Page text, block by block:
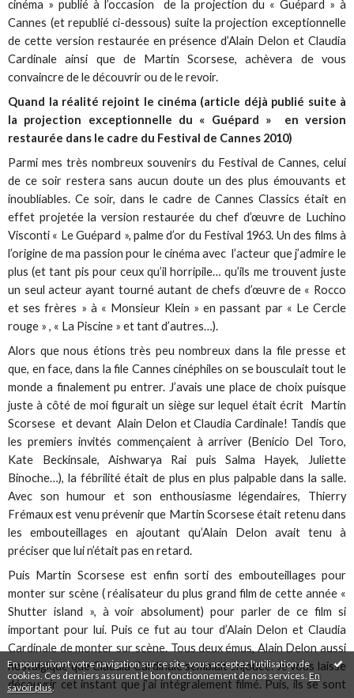
En poursuivant votre navigation sur ce site, vous acceptez l'utilisation de
cookies. Ces derniers assurent le bon fonctionnement de nos services. En
savoir plus.
cinéma » publié à l’occasion de la projection du « Guépard » à
Cannes (et republié ci-dessous) suite la projection exceptionnelle
de cette version restaurée en présence d’Alain Delon et Claudia
Cardinale ainsi que de Martin Scorsese, achèvera de vous
convaincre de le découvrir ou de le revoir.
Quand la réalité rejoint le cinéma (article déjà publié suite à
la projection exceptionnelle du « Guépard » en version
restaurée dans le cadre du Festival de Cannes 2010)
Parmi mes très nombreux souvenirs du Festival de Cannes, celui
de ce soir restera sans aucun doute un des plus émouvants et
inoubliables. Ce soir, dans le cadre de Cannes Classics était en
effet projetée la version restaurée du chef d’œuvre de Luchino
Visconti « Le Guépard », palme d’or du Festival 1963. Un des films à
l’origine de ma passion pour le cinéma avec l’acteur que j’admire le
plus (et tant pis pour ceux qu’il horripile… qu’ils me trouvent juste
un seul acteur ayant tourné autant de chefs d’œuvre de « Rocco
et ses frères » à « Monsieur Klein » en passant par « Le Cercle
rouge » , « La Piscine » et tant d’autres…).
Alors que nous étions très peu nombreux dans la file presse et
que, en face, dans la file Cannes cinéphiles on se bousculait tout le
monde a finalement pu entrer. J’avais une place de choix puisque
juste à côté de moi figurait un siège sur lequel était écrit Martin
Scorsese et devant Alain Delon et Claudia Cardinale! Tandis que
les premiers invités commençaient à arriver (Benicio Del Toro,
Kate Beckinsale, Aishwarya Rai puis Salma Hayek, Juliette
Binoche…), la fébrilité était de plus en plus palpable dans la salle.
Avec son humour et son enthousiasme légendaires, Thierry
Frémaux est venu prévenir que Martin Scorsese était retenu dans
les embouteillages en ajoutant qu’Alain Delon avait tenu à
préciser que lui n’était pas en retard.
Puis Martin Scorsese est enfin sorti des embouteillages pour
monter sur scène ( réalisateur du plus grand film de cette année «
Shutter island », à voir absolument) pour parler de ce film si
important pour lui. Puis ce fut au tour d’Alain Delon et Claudia
Cardinale de monter sur scène. Tous deux émus, Alain Delon aussi
nostalgique que Claudia Cardinale semblait enjouée. Je vous laisse
découvrir cet instant que j’ai intégralement filmé. Puis, ils se sont